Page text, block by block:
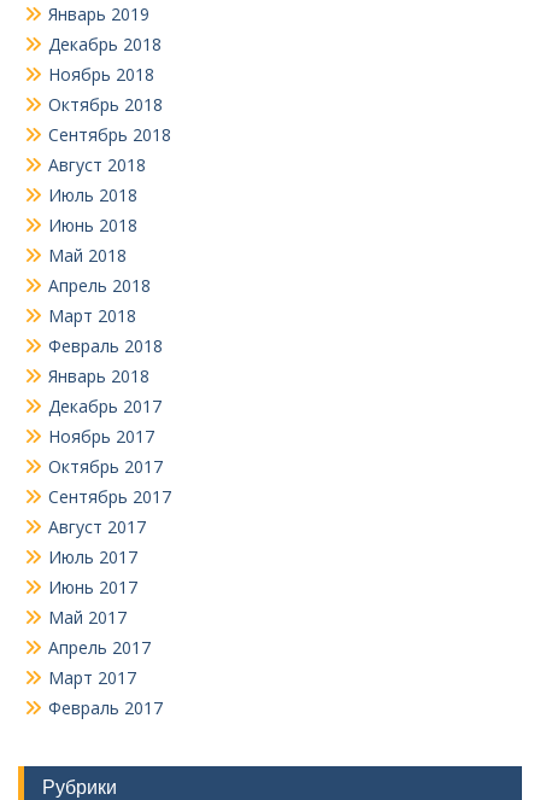
Январь 2019
Декабрь 2018
Ноябрь 2018
Октябрь 2018
Сентябрь 2018
Август 2018
Июль 2018
Июнь 2018
Май 2018
Апрель 2018
Март 2018
Февраль 2018
Январь 2018
Декабрь 2017
Ноябрь 2017
Октябрь 2017
Сентябрь 2017
Август 2017
Июль 2017
Июнь 2017
Май 2017
Апрель 2017
Март 2017
Февраль 2017
Рубрики